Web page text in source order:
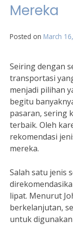
Mereka
Posted on March
Seiring dengan
transportasi
menjadi pilihan
begitu
pasaran, sering
terbaik. Oleh
rekomendasi
mereka.
Salah satu jenis
lipat. Menurut
berkelanjutan,
untuk